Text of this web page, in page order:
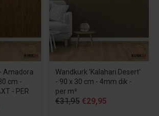
Amadora
cm -
- PER
Wandkurk 'Kalahari Desert'
- 90 x 30 cm - 4mm dik -
per m²
€31,95 €29,95